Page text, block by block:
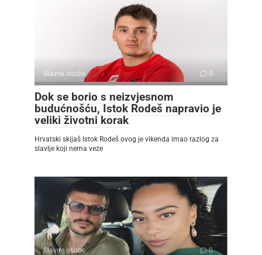
Slavne osobe 0
Dok se borio s neizvjesnom
budućnošću, Istok Rodeš napravio je
veliki životni korak
Hrvatski skijaš Istok Rodeš ovog je vikenda imao razlog za
slavlje koji nema veze
Slavne osobe 0